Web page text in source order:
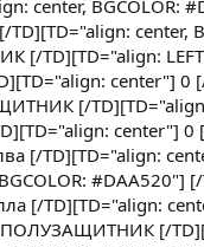
center, BGCOLOR:
center,
[/TD][TD="align:
center"] 0
[/
center"] 0
[/TD][TD="align:
#DAA520"]
[/TD][TD="align:
ПОЛУЗАЩИТНИК [/